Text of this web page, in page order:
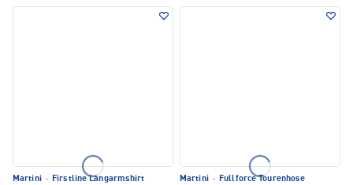
Martini · Firstline Langarmshirt
Martini · Fullforce Tourenhose